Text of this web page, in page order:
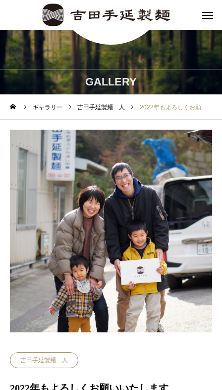
GALLERY
ギャラリー 吉田手延製麺 人 2022年もよろしくお願いいたします
吉田手延製麺 人